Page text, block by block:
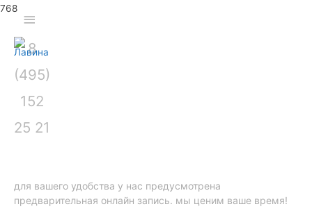
Секция
над
шапкой
8
(495)
152
25 21
РЕМОНТ ДВИГАТЕЛЯ X2
для вашего удобства у нас предусмотрена
предварительная онлайн запись. мы ценим ваше время!